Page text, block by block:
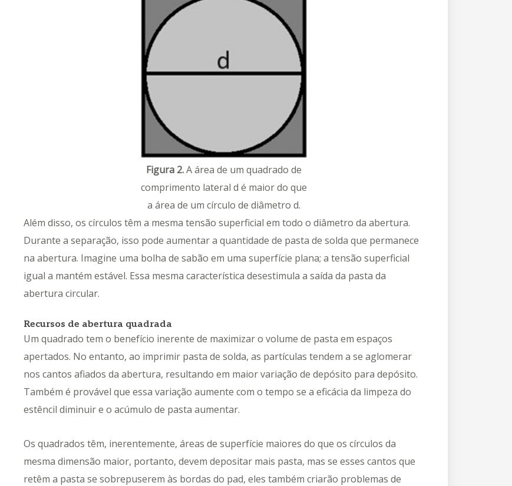
Figura 2.A área de um quadrado de
comprimento lateral d é maior do que
a área de um círculo de diâmetro d.
Além disso, os círculos têm a mesma tensão superficial em todo o diâmetro da abertura.
Durante a separação, isso pode aumentar a quantidade de pasta de solda que permanece
na abertura. Imagine uma bolha de sabão em uma superfície plana; a tensão superficial
igual a mantém estável. Essa mesma característica desestimula a saída da pasta da
abertura circular.
Recursos de abertura quadrada
Um quadrado tem o benefício inerente de maximizar o volume de pasta em espaços
apertados. No entanto, ao imprimir pasta de solda, as partículas tendem a se aglomerar
nos cantos afiados da abertura, resultando em maior variação de depósito para depósito.
Também é provável que essa variação aumente com o tempo se a eficácia da limpeza do
estêncil diminuir e o acúmulo de pasta aumentar.
Os quadrados têm, inerentemente, áreas de superfície maiores do que os círculos da
mesma dimensão maior, portanto, devem depositar mais pasta, mas se esses cantos que
retêm a pasta se sobrepuserem às bordas do pad, eles também criarão problemas de